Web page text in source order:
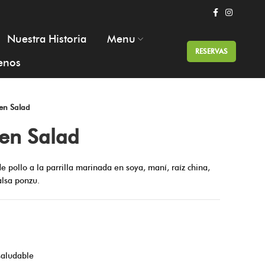
Nuestra Historia Menu
RESERVAS
Salad
Salad
pollo a la parrilla marinada en soya, maní, raíz china,
ponzu.